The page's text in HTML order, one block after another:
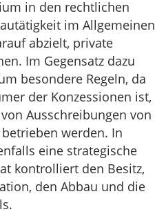
in den rechtlichen
im Allgemeinen
abzielt, private
Im Gegensatz dazu
besondere Regeln, da
der Konzessionen ist,
Ausschreibungen von
werden. In
eine strategische
kontrolliert den Besitz,
den Abbau und die